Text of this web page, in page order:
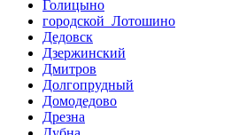
Голицыно
городской Лотошино
Дедовск
Дзержинский
Дмитров
Долгопрудный
Домодедово
Дрезна